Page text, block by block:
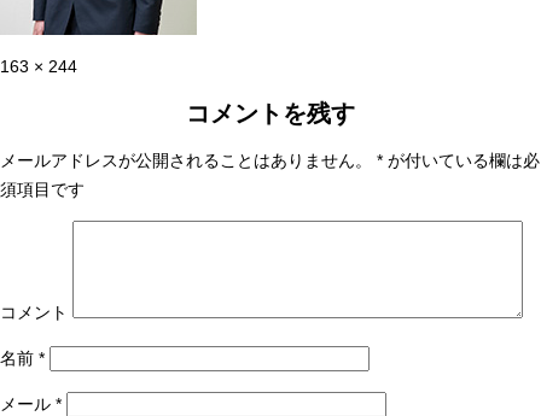
フ
イ
ズ
163 × 244
コメントを残す
メールアドレスが公開されることはありません。 * が付いている欄は必
須項目です
コメント
名前 *
メール *